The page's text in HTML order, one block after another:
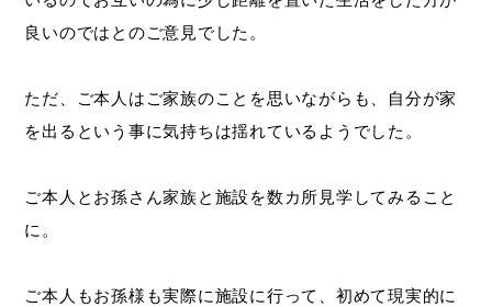
良いのではとのご意見でした。
ただ、ご本人はご家族のことを思いながらも、自分が家
を出るという事に気持ちは揺れているようでした。
ご本人とお孫さん家族と施設を数カ所見学してみること
に。
ご本人もお孫様も実際に施設に行って、初めて現実的に